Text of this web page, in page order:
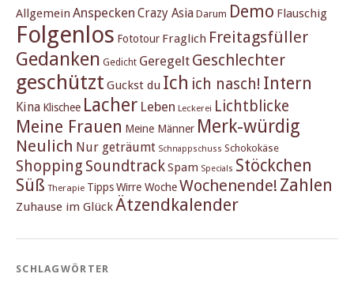
Allgemein Anspecken Crazy Asia Darum Demo Flauschig
Folgenlos Fototour Fraglich Freitagsfüller
Gedanken Gedicht Geregelt Geschlechter
geschützt Guckst du Ich ich nasch! Intern
Kina Klischee Lacher Leben Leckerei Lichtblicke
Meine Frauen Meine Männer Merk-würdig
Neulich Nur geträumt Schnappschuss Schokokäse
Shopping SoundtrackSpam Specials Stöckchen
Süß Therapie TippsWirre WocheWochenende! Zahlen
Zuhause im Glück Ätzendkalender
SCHLAGWÖRTER